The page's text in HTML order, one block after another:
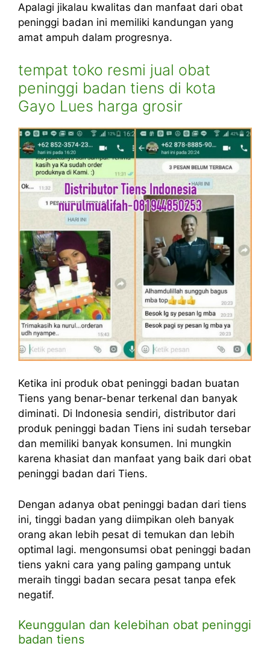
Apalagi jikalau kwalitas dan manfaat dari obat
peninggi badan ini memiliki kandungan yang
amat ampuh dalam progresnya.
tempat toko resmi jual obat
peninggi badan tiens di kota
Gayo Lues harga grosir
Ketika ini produk obat peninggi badan buatan
Tiens yang benar-benar terkenal dan banyak
diminati. Di Indonesia sendiri, distributor dari
produk peninggi badan Tiens ini sudah tersebar
dan memiliki banyak konsumen. Ini mungkin
karena khasiat dan manfaat yang baik dari obat
peninggi badan dari Tiens.
Dengan adanya obat peninggi badan dari tiens
ini, tinggi badan yang diimpikan oleh banyak
orang akan lebih pesat di temukan dan lebih
optimal lagi. mengonsumsi obat peninggi badan
tiens yakni cara yang paling gampang untuk
meraih tinggi badan secara pesat tanpa efek
negatif.
Keunggulan dan kelebihan obat peninggi
badan tiens